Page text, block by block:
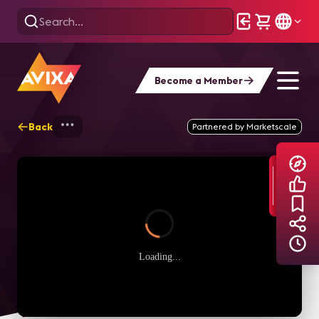
Become a Member
Back AVIXA TV Videos
Partnered by Marketscale
Loading...